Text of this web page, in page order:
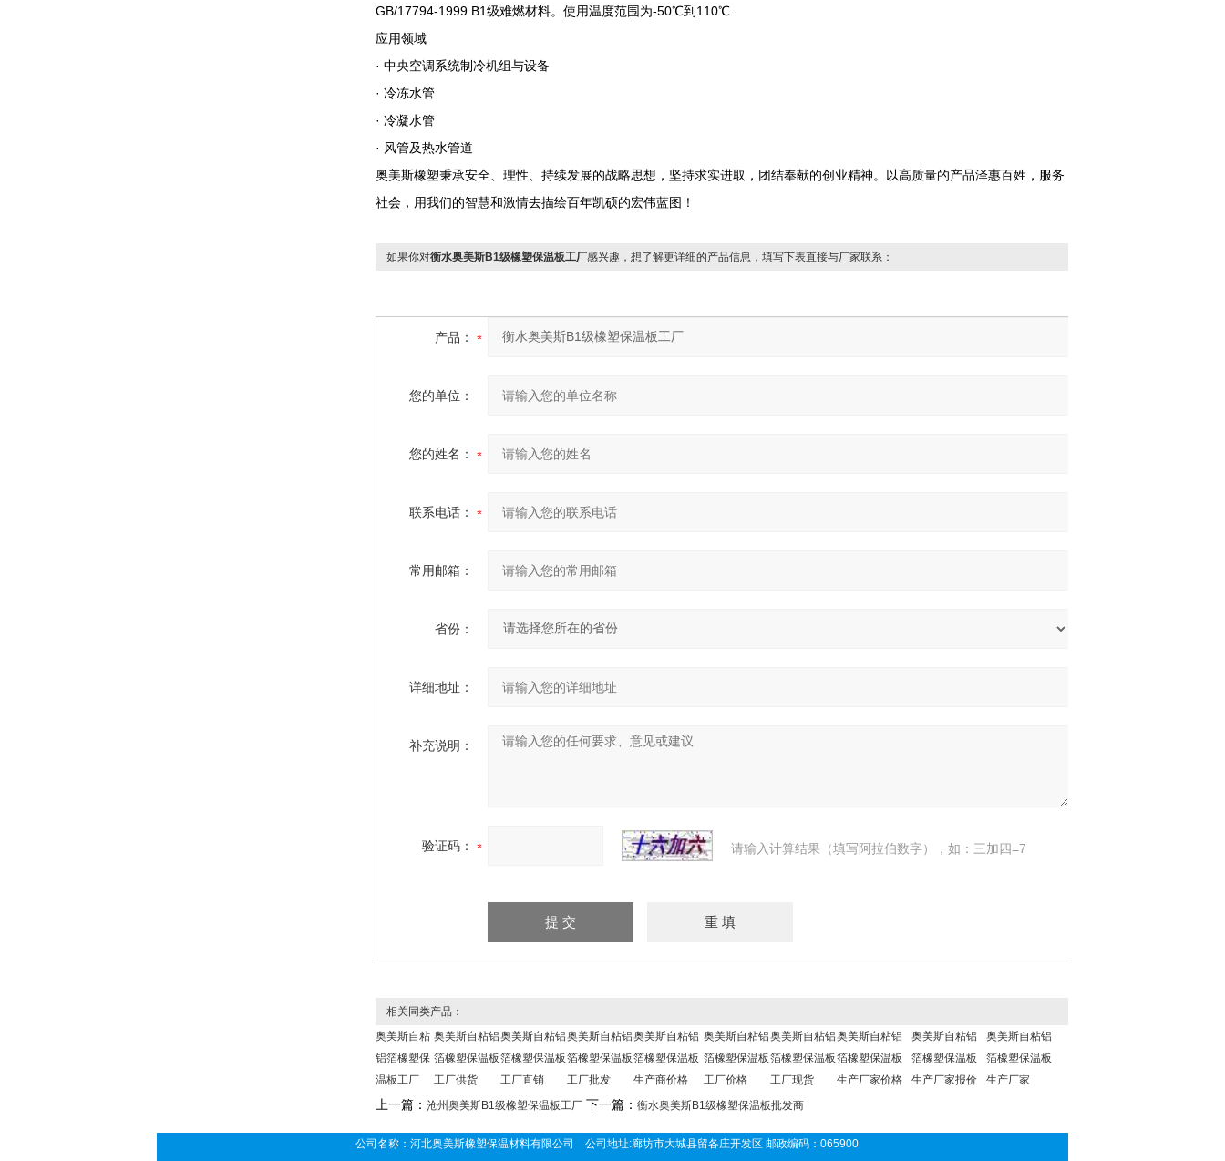
GB/17794-1999 B1级难燃材料。使用温度范围为-50℃到110℃ .
应用领域
· 中央空调系统制冷机组与设备
· 冷冻水管
· 冷凝水管
· 风管及热水管道
奥美斯橡塑秉承安全、理性、持续发展的战略思想，坚持求实进取，团结奉献的创业精神。以高质量的产品泽惠百姓，服务
社会，用我们的智慧和激情去描绘百年凯硕的宏伟蓝图！
如果你对衡水奥美斯B1级橡塑保温板工厂感兴趣，想了解更详细的产品信息，填写下表直接与厂家联系：
产品：
您的单位：
您的姓名：
联系电话：
常用邮箱：
省份：
详细地址：
补充说明：
验证码： 请输入计算结果（填写阿拉伯数字），如：三加四=7
相关同类产品：
奥美斯自粘
铝箔橡塑保
温板工厂
奥美斯自粘铝
箔橡塑保温板
工厂供货
奥美斯自粘铝
箔橡塑保温板
工厂直销
奥美斯自粘铝
箔橡塑保温板
工厂批发
奥美斯自粘铝
箔橡塑保温板
生产商价格
奥美斯自粘铝
箔橡塑保温板
工厂价格
奥美斯自粘铝
箔橡塑保温板
工厂现货
奥美斯自粘铝
箔橡塑保温板
生产厂家价格
奥美斯自粘铝
箔橡塑保温板
生产厂家报价
奥美斯自粘铝
箔橡塑保温板
生产厂家
上一篇： 沧州奥美斯B1级橡塑保温板工厂 下一篇： 衡水奥美斯B1级橡塑保温板批发商
公司名称：河北奥美斯橡塑保温材料有限公司 公司地址:廊坊市大城县留各庄开发区 邮政编码：065900